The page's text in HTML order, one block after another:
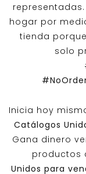
hogar por
tienda
solo
Inicia hoy
Catálogos
Gana dinero
productos
Unidos para